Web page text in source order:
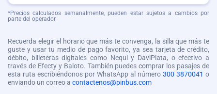
*Precios calculados semanalmente, pueden estar sujetos a cambios por
parte del operador
Recuerda elegir el horario que más te convenga, la silla que más te
guste y usar tu medio de pago favorito, ya sea tarjeta de crédito,
débito, billeteras digitales como Nequi y DaviPlata, o efectivo a
través de Efecty y Baloto. También puedes comprar los pasajes de
esta ruta escribiéndonos por WhatsApp al número 300 3870041 o
enviando un correo a contactenos@pinbus.com